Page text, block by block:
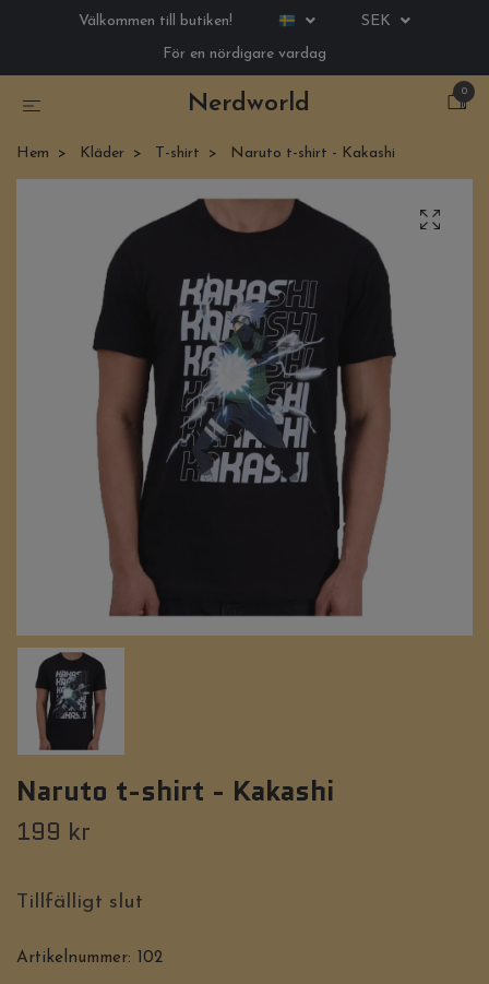
Välkommen till butiken!
SEK
För en nördigare vardag
Nerdworld
0
Hem Kläder T-shirt Naruto t-shirt - Kakashi
Naruto t-shirt - Kakashi
199 kr
Tillfälligt slut
Artikelnummer: 102